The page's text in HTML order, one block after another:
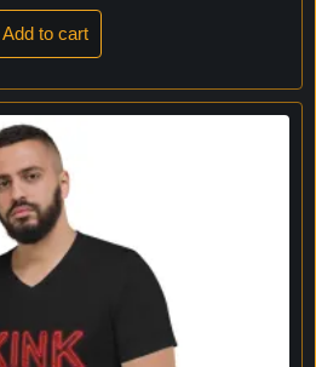
Add to cart